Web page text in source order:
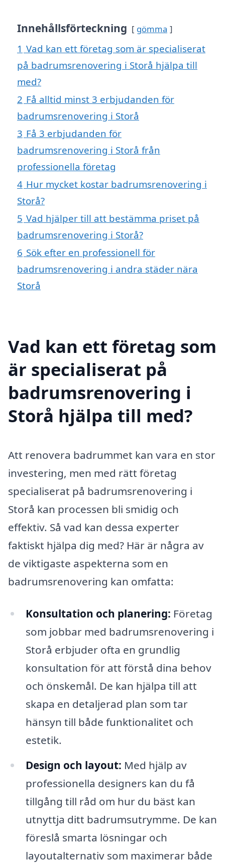
Innehållsförteckning gömma
1 Vad kan ett företag som är specialiserat
på badrumsrenovering i Storå hjälpa till
med?
2 Få alltid minst 3 erbjudanden för
badrumsrenovering i Storå
3 Få 3 erbjudanden för
badrumsrenovering i Storå från
professionella företag
4 Hur mycket kostar badrumsrenovering i
Storå?
5 Vad hjälper till att bestämma priset på
badrumsrenovering i Storå?
6 Sök efter en professionell för
badrumsrenovering i andra städer nära
Storå
Vad kan ett företag som
är specialiserat på
badrumsrenovering i
Storå hjälpa till med?
Att renovera badrummet kan vara en stor
investering, men med rätt företag
specialiserat på badrumsrenovering i
Storå kan processen bli smidig och
effektiv. Så vad kan dessa experter
faktiskt hjälpa dig med? Här är några av
de viktigaste aspekterna som en
badrumsrenovering kan omfatta:
Konsultation och planering: Företag
som jobbar med badrumsrenovering i
Storå erbjuder ofta en grundlig
konsultation för att förstå dina behov
och önskemål. De kan hjälpa till att
skapa en detaljerad plan som tar
hänsyn till både funktionalitet och
estetik.
Design och layout: Med hjälp av
professionella designers kan du få
tillgång till råd om hur du bäst kan
utnyttja ditt badrumsutrymme. De kan
föreslå smarta lösningar och
layoutalternativ som maximerar både